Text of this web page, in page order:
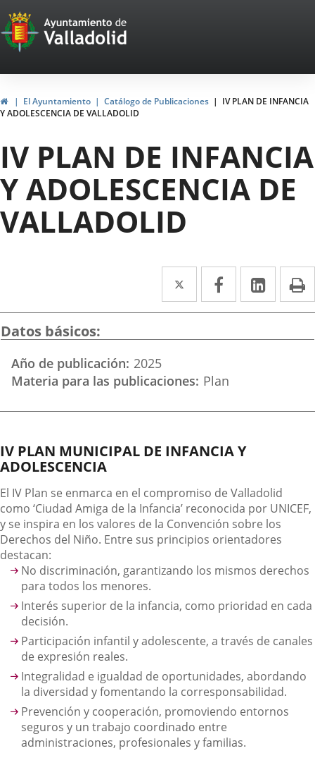
Portal
Web
del
Ayuntamiento
de
Valladolid
HomeEl Ayuntamiento Catálogo de Publicaciones
IV PLAN DE INFANCIA
Y ADOLESCENCIA DE VALLADOLID
IV PLAN DE INFANCIA
Y ADOLESCENCIA DE
VALLADOLID
Twitter
Enlace
a
externa.
Facebook
Enlace
a
externa.
Enlace
a
Datos básicos
Año de publicación 2025
Materia para las publicaciones Plan
Descripción
IV PLAN MUNICIPAL DE INFANCIA Y
ADOLESCENCIA
El IV Plan se enmarca en el compromiso de Valladolid
como ‘Ciudad Amiga de la Infancia’ reconocida por UNICEF,
y se inspira en los valores de la Convención sobre los
Derechos del Niño. Entre sus principios orientadores
destacan:
No discriminación, garantizando los mismos derechos
para todos los menores.
Interés superior de la infancia, como prioridad en cada
decisión.
Participación infantil y adolescente, a través de canales
de expresión reales.
Integralidad e igualdad de oportunidades, abordando
la diversidad y fomentando la corresponsabilidad.
Prevención y cooperación, promoviendo entornos
seguros y un trabajo coordinado entre
administraciones, profesionales y familias.